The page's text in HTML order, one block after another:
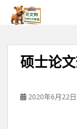
硕士论
2020年6月22日